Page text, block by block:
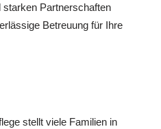
starken Partnerschaften
Betreuung für Ihre
stellt viele Familien in